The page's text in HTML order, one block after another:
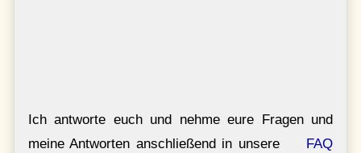
Ich antworte euch und nehme eure Fragen und
meine Antworten anschließend in unsere
FAQ